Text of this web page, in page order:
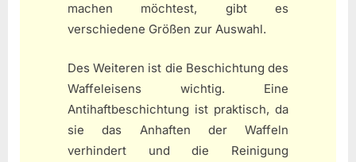
machen möchtest, gibt es
verschiedene Größen zur Auswahl.
Des Weiteren ist die Beschichtung des
Waffeleisens wichtig. Eine
Antihaftbeschichtung ist praktisch, da
sie das Anhaften der Waffeln
verhindert und die Reinigung